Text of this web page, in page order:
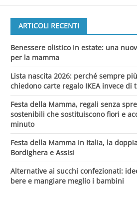
ARTICOLI RECENTI
Benessere olistico in estate: una
per la mamma
Lista nascita 2026: perché sempre
chiedono carte regalo IKEA invece di
Festa della Mamma, regali senza
sostenibili che sostituiscono fiori e
minuto
Festa della Mamma in Italia, la
Bordighera e Assisi
Alternative ai succhi confezionati:
bere e mangiare meglio i bambini